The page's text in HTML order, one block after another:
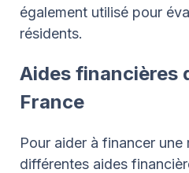
également utilisé pour
résidents.
Aides financières
France
Pour aider à financer une
différentes aides